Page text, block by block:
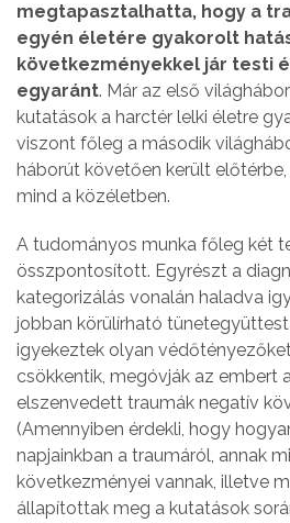
megtapasztalhatta, hogy a
egyén életére gyakorolt
következményekkel jár testi
egyaránt. Már az első
kutatások a harctér lelki életre
viszont főleg a második
háborút követően került
mind a közéletben.
A tudományos munka főleg két
összpontosított. Egyrészt a
kategorizálás vonalán haladva
jobban körülírható
igyekeztek olyan
csökkentik, megóvják az embert
elszenvedett traumák negatív
(Amennyiben érdekli, hogy
napjainkban a traumáról, annak
következményei vannak, illetve
állapítottak meg a kutatások